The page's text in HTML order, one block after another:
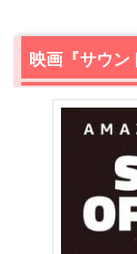
映画『サウン